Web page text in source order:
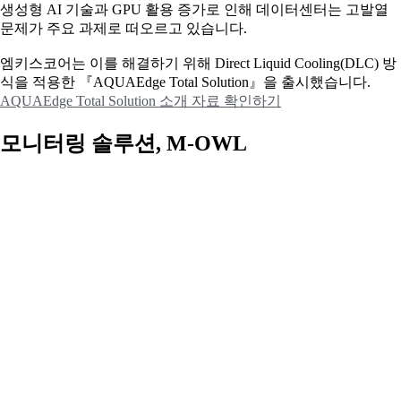
생성형 AI 기술과 GPU 활용 증가로 인해 데이터센터는 고발열
문제가 주요 과제로 떠오르고 있습니다.
엠키스코어는 이를 해결하기 위해 Direct Liquid Cooling(DLC) 방
식을 적용한 『AQUAEdge Total Solution』을 출시했습니다.
AQUAEdge Total Solution 소개 자료 확인하기
모니터링 솔루션, M-OWL